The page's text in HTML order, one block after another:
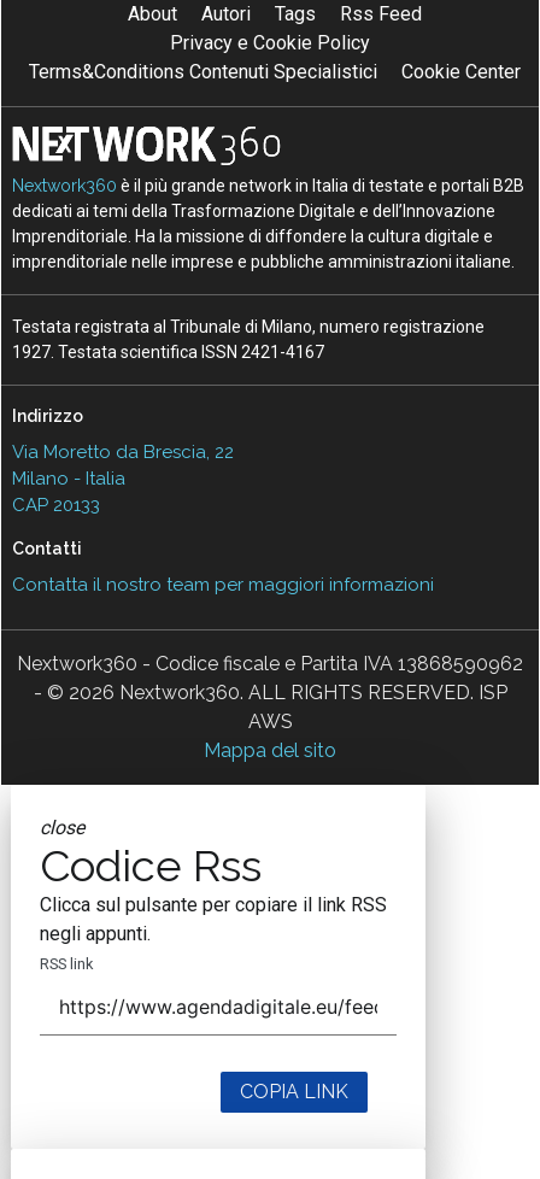
About Autori Tags
Rss Feed
Privacy e Cookie Policy
Terms&Conditions Contenuti Specialistici
Cookie Center
Nextwork360 è il più grande network in Italia di testate e portali B2B
dedicati ai temi della Trasformazione Digitale e dell’Innovazione
Imprenditoriale. Ha la missione di diffondere la cultura digitale e
imprenditoriale nelle imprese e pubbliche amministrazioni italiane.
Testata registrata al Tribunale di Milano, numero registrazione
1927. Testata scientifica ISSN 2421-4167
Indirizzo
Via Moretto da Brescia, 22
Milano - Italia
CAP 20133
Contatti
Contatta il nostro team per maggiori informazioni
Nextwork360 - Codice fiscale e Partita IVA 13868590962
- © 2026 Nextwork360. ALL RIGHTS RESERVED. ISP
AWS
Mappa del sito
close
Codice Rss
Clicca sul pulsante per copiare il link RSS
negli appunti.
RSS link
COPIA LINK